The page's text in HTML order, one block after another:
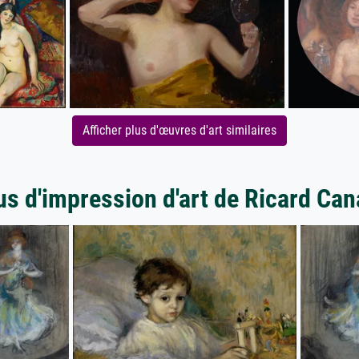
Afficher plus d'œuvres d'art similaires
d'impression d'art de Ricard